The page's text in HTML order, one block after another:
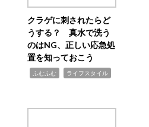
クラゲに刺されたらど
うする？ 真水で洗う
のはNG、正しい応急処
置を知っておこう
ふむふむ ライフスタイル